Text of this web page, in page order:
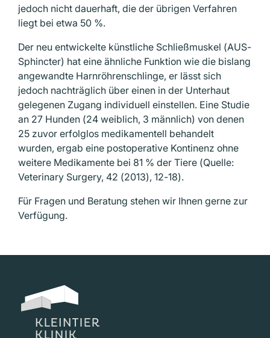
jedoch nicht dauerhaft, die der übrigen Verfahren
liegt bei etwa 50 %.
Der neu entwickelte künstliche Schließmuskel (AUS-
Sphincter) hat eine ähnliche Funktion wie die bislang
angewandte Harnröhrenschlinge, er lässt sich
jedoch nachträglich über einen in der Unterhaut
gelegenen Zugang individuell einstellen. Eine Studie
an 27 Hunden (24 weiblich, 3 männlich) von denen
25 zuvor erfolglos medikamentell behandelt
wurden, ergab eine postoperative Kontinenz ohne
weitere Medikamente bei 81 % der Tiere (Quelle:
Veterinary Surgery, 42 (2013), 12-18).
Für Fragen und Beratung stehen wir Ihnen gerne zur
Verfügung.